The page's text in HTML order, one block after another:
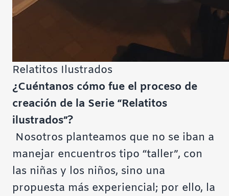
Relatitos Ilustrados
¿Cuéntanos cómo fue el proceso de
creación de la Serie “Relatitos
ilustrados”?
Nosotros planteamos que no se iban a
manejar encuentros tipo “taller”, con
las niñas y los niños, sino una
propuesta más experiencial; por ello, la